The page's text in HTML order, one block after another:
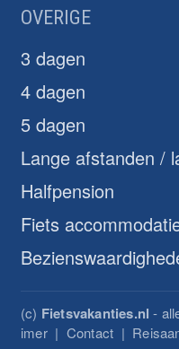
OVERIGE
3 dagen
4 dagen
5 dagen
Lange afstanden /
Halfpension
Fiets
(c) Fietsvakanties.nl-
imer| Contact |